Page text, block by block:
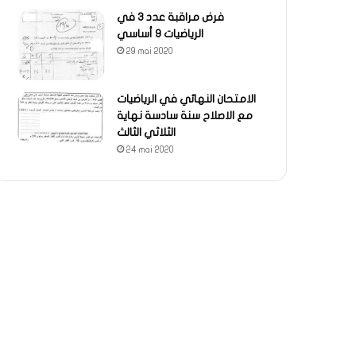
فرض مراقبة عدد 3 في
الرياضيات 9 أساسي
29 mai 2020
الامتحان النهائي في الرياضيات
مع الاصلاح سنة سادسة نهاية
الثلاثي الثالث
24 mai 2020